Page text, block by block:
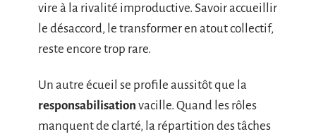
vire à la rivalité improductive. Savoir accueillir
le désaccord, le transformer en atout collectif,
reste encore trop rare.
Un autre écueil se profile aussitôt que la
responsabilisation vacille. Quand les rôles
manquent de clarté, la répartition des tâches